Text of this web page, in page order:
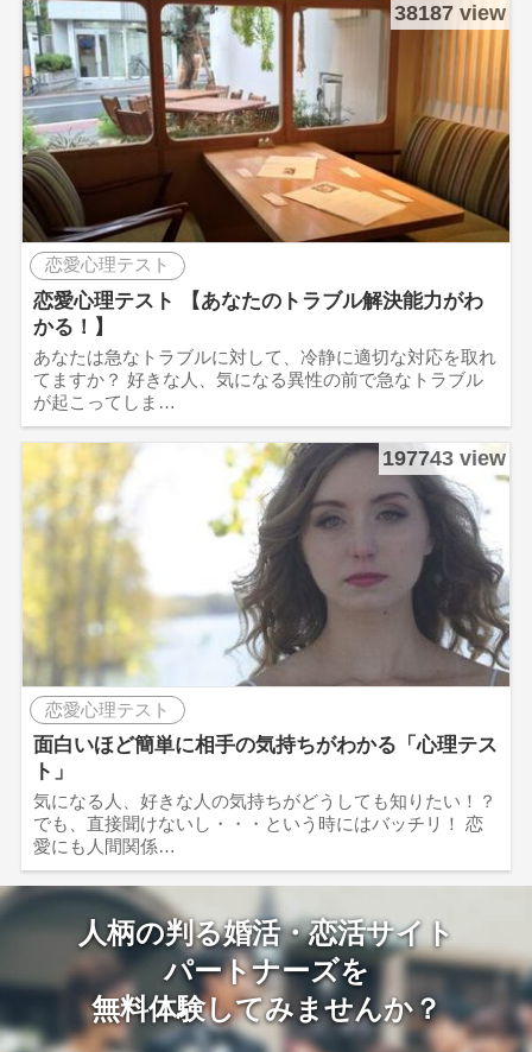
38187 view
恋愛心理テスト
恋愛心理テスト 【あなたのトラブル解決能力がわ
かる！】
あなたは急なトラブルに対して、冷静に適切な対応を取れ
てますか？ 好きな人、気になる異性の前で急なトラブル
が起こってしま…
197743 view
恋愛心理テスト
面白いほど簡単に相手の気持ちがわかる「心理テス
ト」
気になる人、好きな人の気持ちがどうしても知りたい！？
でも、直接聞けないし・・・という時にはバッチリ！ 恋
愛にも人間関係…
人柄の判る婚活・恋活サイト
パートナーズを
無料体験してみませんか？